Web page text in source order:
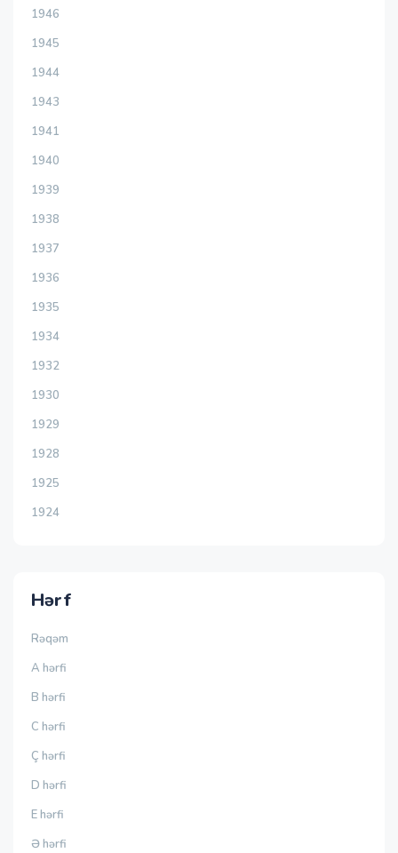
1946
1945
1944
1943
1941
1940
1939
1938
1937
1936
1935
1934
1932
1930
1929
1928
1925
1924
Hərf
Rəqəm
A hərfi
B hərfi
C hərfi
Ç hərfi
D hərfi
E hərfi
Ə hərfi